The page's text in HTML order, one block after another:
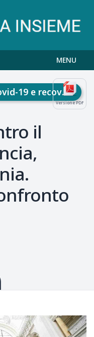
MENU
Versione PDF
Diritto dell”emergenza Covid-19 e recovery fund
il